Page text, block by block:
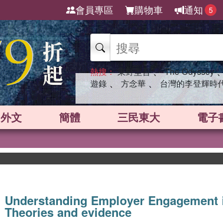
會員專區 購物車 通知 5
熱搜： 東野圭吾 、 The Odyssey
遊錄 、 方念華 、 台灣的李登輝時
外文 簡體 三民東大 電子
Understanding Employer
Theories and evidence